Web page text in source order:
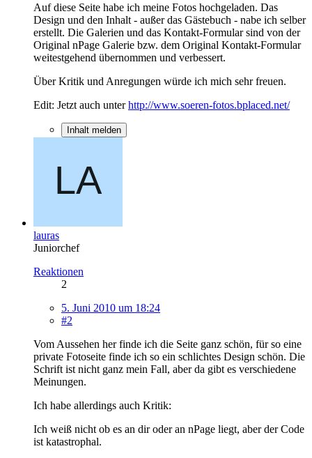
Auf diese Seite habe ich meine Fotos hochgeladen. Das
Design und den Inhalt - außer das Gästebuch - nabe ich selber
erstellt. Die Galerien und das Kontakt-Formular sind von der
Original nPage Galerie bzw. dem Original Kontakt-Formular
weitestgehend übernommen und verbessert.
Über Kritik und Anregungen würde ich mich sehr freuen.
Edit: Jetzt auch unterhttp://www.soeren-fotos.bplaced.net/
Inhalt melden
lauras
Juniorchef
Reaktionen
2
5. Juni 2010 um 18:24
#2
Vom Aussehen her finde ich die Seite ganz schön, für so eine
private Fotoseite finde ich so ein schlichtes Design schön. Die
Schrift ist nicht ganz mein Fall, aber da gibt es verschiedene
Meinungen.
Ich habe allerdings auch Kritik:
Ich weiß nicht ob es an dir oder an nPage liegt, aber der Code
ist katastrophal.